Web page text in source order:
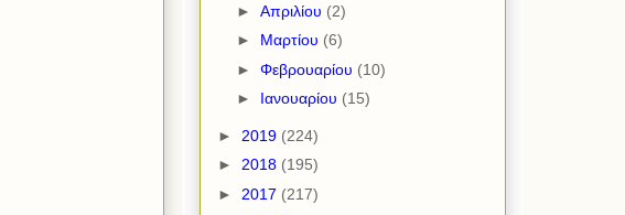
► Απριλίου (2)
► Μαρτίου (6)
► Φεβρουαρίου (10)
► Ιανουαρίου (15)
► 2019 (224)
► 2018 (195)
► 2017 (217)